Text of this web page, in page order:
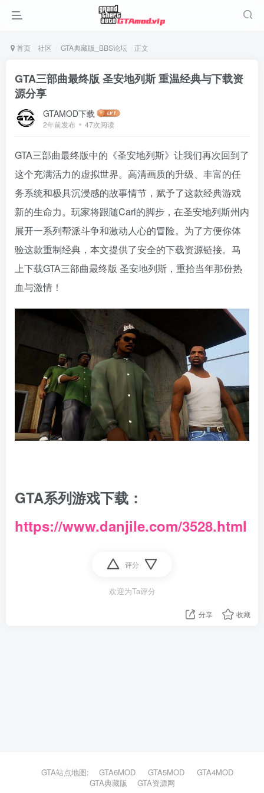
首页 社区 GTA典藏版_BBS论坛 正文
GTA三部曲最终版 圣安地列斯 重温经典与下载资
源分享
GTAMOD下载
2年前发布 47次阅读
GTA三部曲最终版中的《圣安地列斯》让我们再次回到了
这个充满活力的虚拟世界。高清画质的升级、丰富的任
务系统和极具沉浸感的故事情节，赋予了这款经典游戏
新的生命力。玩家将跟随Carl的脚步，在圣安地列斯州内
展开一系列帮派斗争和激动人心的冒险。为了方便你体
验这款重制经典，本文提供了安全的下载资源链接。马
上下载GTA三部曲最终版 圣安地列斯，重拾当年那份热
血与激情！
GTA系列游戏下载：
https://www.danjile.com/3528.html
评分
欢迎为Ta评分
分享 收藏
GTA站点地图: GTA6MOD GTA5MOD
GTA4MOD
GTA典藏版
GTA资源网